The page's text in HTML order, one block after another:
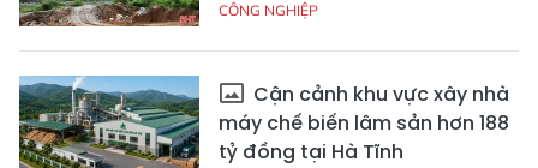
CÔNG NGHIỆP
Cận cảnh khu vực xây nhà
máy chế biến lâm sản hơn 188
tỷ đồng tại Hà Tĩnh